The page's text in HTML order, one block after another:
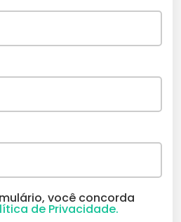
você concorda
de Privacidade.